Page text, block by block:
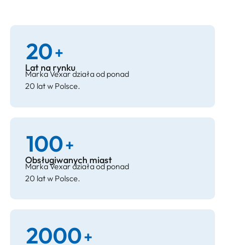
Lat na rynku
20+
Marka Vexar działa od ponad
20 lat w Polsce.
Obsługiwanych miast
100+
Marka Vexar działa od ponad
20 lat w Polsce.
2000+